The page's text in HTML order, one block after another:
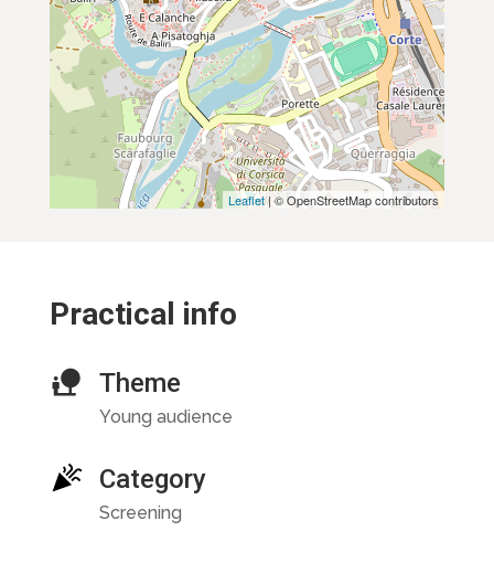
Leaflet| © OpenStreetMap contributors
Practical info
Theme
Young audience
Category
Screening